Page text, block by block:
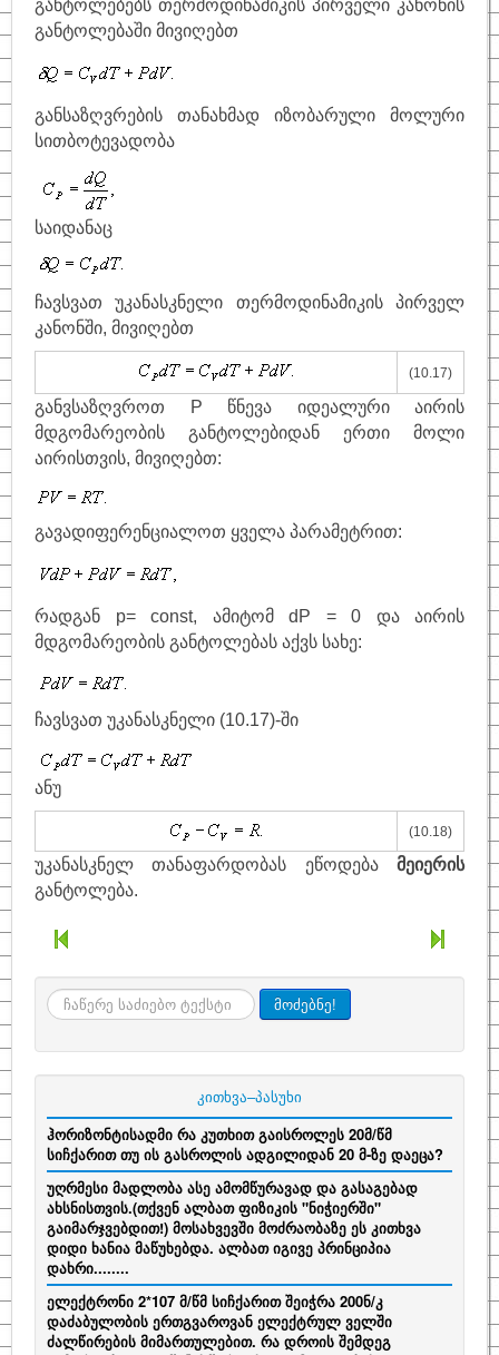
განტოლებებს თერმოდინამიკის პირველი კანონის
განტოლებაში მივიღებთ
განსაზღვრების თანახმად იზობარული მოლური
სითბოტევადობა
საიდანაც
ჩავსვათ უკანასკნელი თერმოდინამიკის პირველ
კანონში, მივიღებთ
(10.17)
განვსაზღვროთ
Р წნევა იდეალური აირის
მდგომარეობის განტოლებიდან ერთი მოლი
აირისთვის, მივიღებთ:
გავადიფერენციალოთ ყველა პარამეტრით:
რადგან p= const, ამიტომ dP = 0 და აირის
მდგომარეობის განტოლებას აქვს სახე:
ჩავსვათ უკანასკნელი (10.17)-ში
ანუ
(10.18)
უკანასკნელ თანაფარდობას ეწოდება მეიერის
განტოლება.
ძიება მოძებნე!
კითხვა–პასუხი
ჰორიზონტისადმი რა კუთხით გაისროლეს 20მ/წმ
სიჩქარით თუ ის გასროლის ადგილიდან 20 მ-ზე დაეცა?
უღრმესი მადლობა ასე ამომწურავად და გასაგებად
ახსნისთვის.(თქვენ ალბათ ფიზიკის "ნიჭიერში"
გაიმარჯვებდით!) მოსახვევში მოძრაობაზე ეს კითხვა
დიდი ხანია მაწუხებდა. ალბათ იგივე პრინციპია
დახრი........
ელექტრონი 2*107 მ/წმ სიჩქარით შეიჭრა 200ნ/კ
დაძაბულობის ერთგვაროვან ელექტრულ ველში
ძალწირების მიმართულებით. რა დროის შემდეგ